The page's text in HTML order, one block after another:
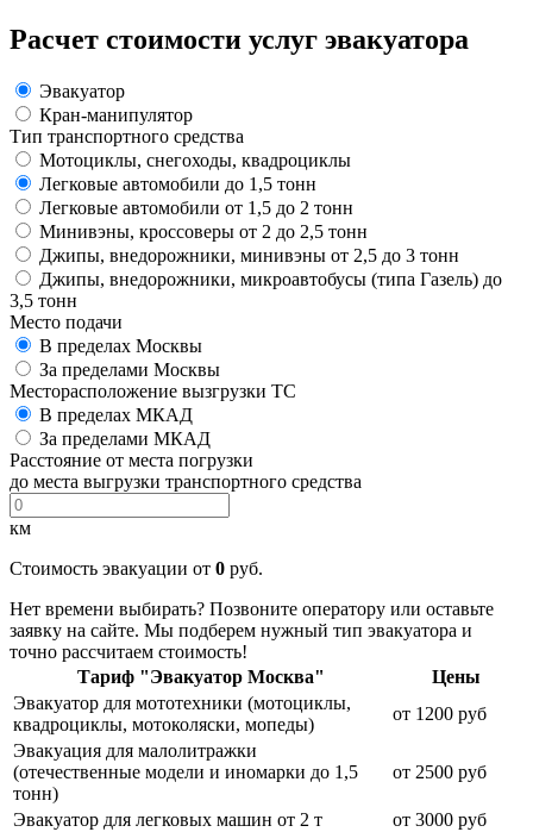
Расчет стоимости услуг эвакуатора
Эвакуатор
Кран-манипулятор
Тип транспортного средства
Мотоциклы, снегоходы, квадроциклы
Легковые автомобили до 1,5 тонн
Легковые автомобили от 1,5 до 2 тонн
Минивэны, кроссоверы от 2 до 2,5 тонн
Джипы, внедорожники, минивэны от 2,5 до 3 тонн
Джипы, внедорожники, микроавтобусы (типа Газель) до
3,5 тонн
Место подачи
В пределах Москвы
За пределами Москвы
Месторасположение вызгрузки ТС
В пределах МКАД
За пределами МКАД
Расстояние от места погрузки
до места выгрузки транспортного средства
км
Стоимость эвакуации от 0 руб.
Нет времени выбирать? Позвоните оператору или оставьте
заявку на сайте. Мы подберем нужный тип эвакуатора и
точно рассчитаем стоимость!
Тариф "Эвакуатор Москва"
Цены
Эвакуатор для мототехники (мотоциклы,
квадроциклы, мотоколяски, мопеды)
от 1200 руб
Эвакуация для малолитражки
(отечественные модели и иномарки до 1,5
тонн)
от 2500 руб
Эвакуатор для легковых машин от 2 т
от 3000 руб